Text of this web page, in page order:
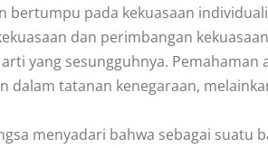
bertumpu pada kekuasaan
dan perimbangan
yang sesungguhnya.
dalam tatanan kenegaraan,
menyadari bahwa sebagai